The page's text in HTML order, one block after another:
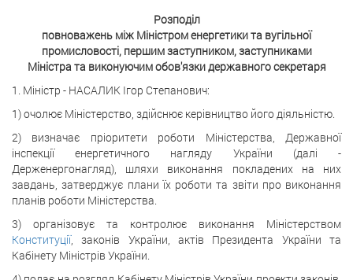
Розподіл
повноважень між Міністром енергетики та вугільної
промисловості, першим заступником, заступниками
Міністра та виконуючим обов'язки державного секретаря
1. Міністр - НАСАЛИК Ігор Степанович:
1) очолює Міністерство, здійснює керівництво його діяльністю.
2) визначає пріоритети роботи Міністерства, Державної
інспекції енергетичного нагляду України (далі -
Держенергонагляд), шляхи виконання покладених на них
завдань, затверджує плани їх роботи та звіти про виконання
планів роботи Міністерства.
3) організовує та контролює виконання Міністерством
Конституції, законів України, актів Президента України та
Кабінету Міністрів України.